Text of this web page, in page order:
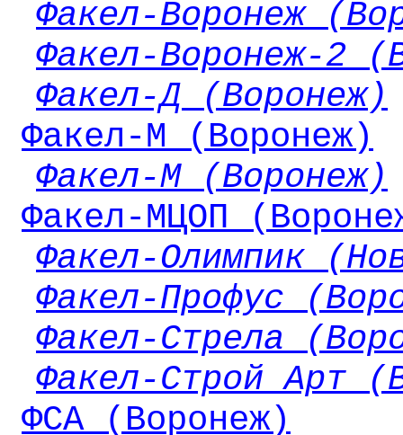
Факел-Воронеж
Факел-Воронеж-2
Факел-Д (Воронеж)
Факел-М (Воронеж)
Факел-М (Воронеж)
Факел-МЦОП
Факел-Олимпик
Факел-Профус
Факел-Стрела
Факел-Строй Арт
ФСА (Воронеж)